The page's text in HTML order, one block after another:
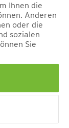
Der
Gutscheinen
50 €
und zzgl.
nicht anders
Ihnen die
Anderen
oder die
sozialen
Sie